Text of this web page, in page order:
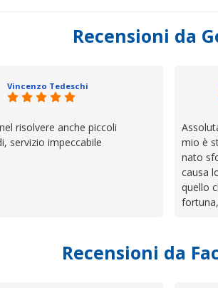
Recensioni da
Vincenzo Tedeschi
risolvere anche piccoli
servizio impeccabile
mio è
nato
causa
quello
cose.
Recensioni da